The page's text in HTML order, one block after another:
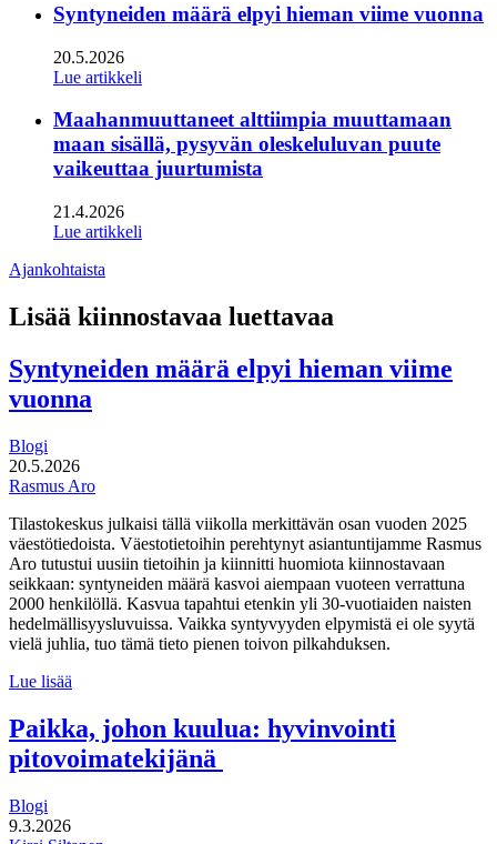
Syntyneiden määrä elpyi hieman viime vuonna
20.5.2026
Lue artikkeli
Maahanmuuttaneet alttiimpia muuttamaan
maan sisällä, pysyvän oleskeluluvan puute
vaikeuttaa juurtumista
21.4.2026
Lue artikkeli
Ajankohtaista
Lisää kiinnostavaa luettavaa
Syntyneiden määrä elpyi hieman viime
vuonna
Blogi
20.5.2026
Rasmus Aro
Tilastokeskus julkaisi tällä viikolla merkittävän osan vuoden 2025
väestötiedoista. Väestotietoihin perehtynyt asiantuntijamme Rasmus
Aro tutustui uusiin tietoihin ja kiinnitti huomiota kiinnostavaan
seikkaan: syntyneiden määrä kasvoi aiempaan vuoteen verrattuna
2000 henkilöllä. Kasvua tapahtui etenkin yli 30-vuotiaiden naisten
hedelmällisyysluvuissa. Vaikka syntyvyyden elpymistä ei ole syytä
vielä juhlia, tuo tämä tieto pienen toivon pilkahduksen.
Lue lisää
hieman
viime
Paikka, johon kuulua: hyvinvointi
pitovoimatekijänä
Blogi
9.3.2026